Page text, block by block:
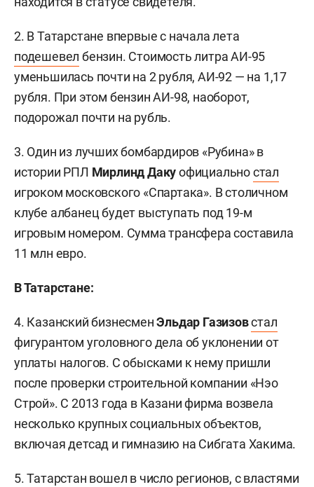
2. В Татарстане впервые с начала лета
подешевел бензин. Стоимость литра АИ-95
уменьшилась почти на 2 рубля, АИ-92 — на 1,17
рубля. При этом бензин АИ-98, наоборот,
подорожал почти на рубль.
3. Один из лучших бомбардиров «Рубина» в
истории РПЛ Мирлинд Дакуофициальностал
игроком московского «Спартака». В столичном
клубе албанец будет выступать под 19-м
игровым номером. Сумма трансфера составила
11 млн евро.
В Татарстане:
4. Казанский бизнесменЭльдар Газизовстал
фигурантом уголовного дела об уклонении от
уплаты налогов. С обысками к нему пришли
после проверки строительной компании «Нэо
Строй». С 2013 года в Казани фирма возвела
несколько крупных социальных объектов,
включая детсад и гимназию на Сибгата Хакима.
5. Татарстан вошел в число регионов, с властями